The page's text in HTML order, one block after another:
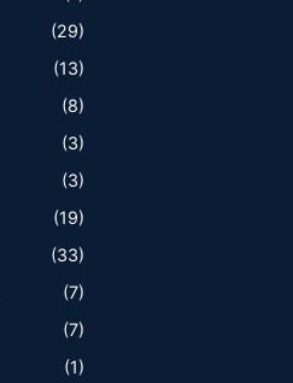
(29)
(13)
(8)
(3)
(3)
(19)
(33)
(7)
(7)
(1)